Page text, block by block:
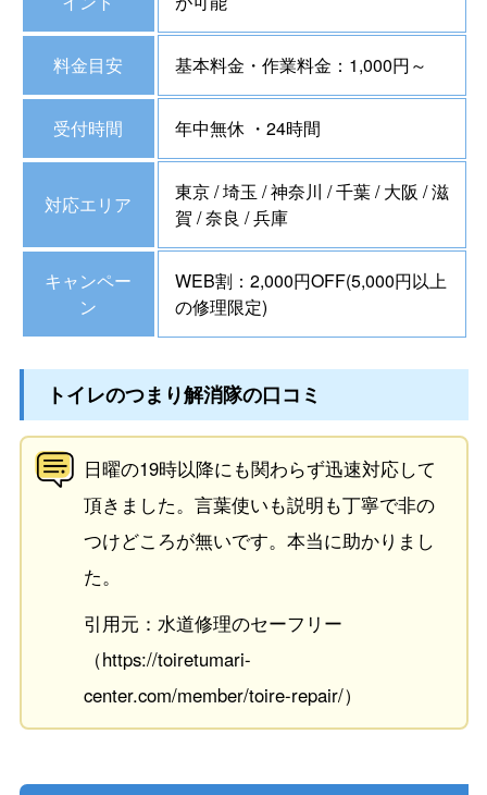
料金目安 基本料金・作業料金：1,000円～
受付時間 年中無休 ・24時間
対応エリア
東京 / 埼玉 / 神奈川 / 千葉 / 大阪 / 滋
賀 / 奈良 / 兵庫
キャンペー
ン
WEB割：2,000円OFF(5,000円以上
の修理限定)
トイレのつまり解消隊の口コミ
日曜の19時以降にも関わらず迅速対応して
頂きました。言葉使いも説明も丁寧で非の
つけどころが無いです。本当に助かりまし
た。
引用元：水道修理のセーフリー
（https://toiretumari-
center.com/member/toire-repair/）